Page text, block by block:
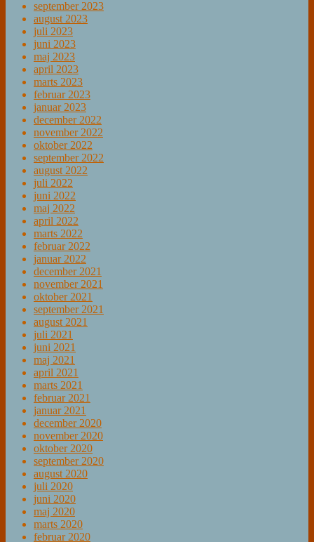
september 2023
august 2023
juli 2023
juni 2023
maj 2023
april 2023
marts 2023
februar 2023
januar 2023
december 2022
november 2022
oktober 2022
september 2022
august 2022
juli 2022
juni 2022
maj 2022
april 2022
marts 2022
februar 2022
januar 2022
december 2021
november 2021
oktober 2021
september 2021
august 2021
juli 2021
juni 2021
maj 2021
april 2021
marts 2021
februar 2021
januar 2021
december 2020
november 2020
oktober 2020
september 2020
august 2020
juli 2020
juni 2020
maj 2020
marts 2020
februar 2020